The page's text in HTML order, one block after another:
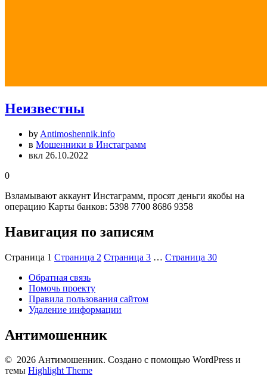
Неизвестны
by Antimoshennik.info
в Мошенники в Инстаграмм
вкл 26.10.2022
0
Взламывают аккаунт Инстаграмм, просят деньги якобы на
операцию Карты банков: 5398 7700 8686 9358
Навигация по записям
Страница 1 Страница 2 Страница 3 … Страница 30
Обратная связь
Помочь проекту
Правила пользования сайтом
Удаление информации
Антимошенник
© 2026 Антимошенник. Создано с помощью WordPress и
темы Highlight Theme